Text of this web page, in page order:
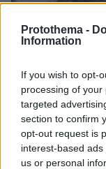
Protothema -
Information
If you wish to opt-
processing of
targeted
section to confirm
opt-out request is
interest-based
us or personal